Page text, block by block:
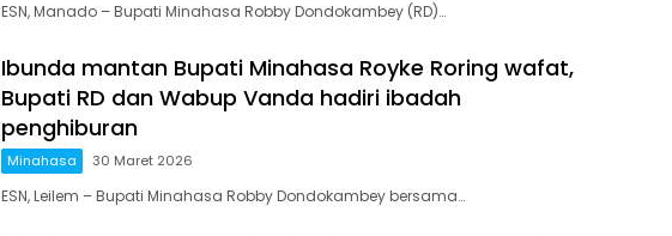
ESN, Manado – Bupati Minahasa Robby Dondokambey (RD)…
Ibunda mantan Bupati Minahasa Royke Roring wafat,
Bupati RD dan Wabup Vanda hadiri ibadah
penghiburan
Minahasa 30 Maret 2026
ESN, Leilem – Bupati Minahasa Robby Dondokambey bersama…